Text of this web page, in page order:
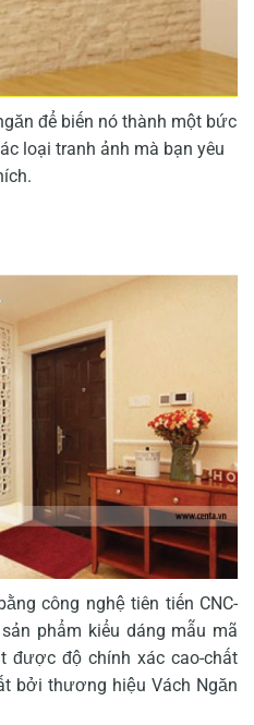
để biến nó thành một bức
loại tranh ảnh mà bạn yêu
công nghệ tiên tiến CNC-
phẩm kiểu dáng mẫu mã
được độ chính xác cao-chất
bởi thương hiệu Vách Ngăn